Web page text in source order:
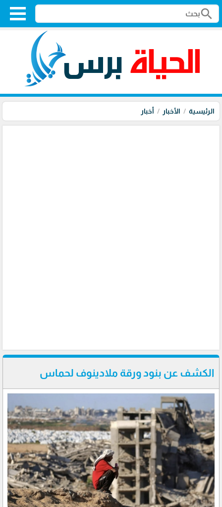
search
الرئيسية الأخبار أخبار
الكشف عن بنود ورقة ملادينوف لحماس